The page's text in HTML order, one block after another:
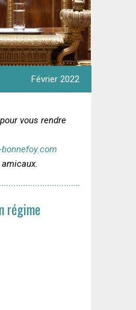
Février 2022
vous rendre
régime